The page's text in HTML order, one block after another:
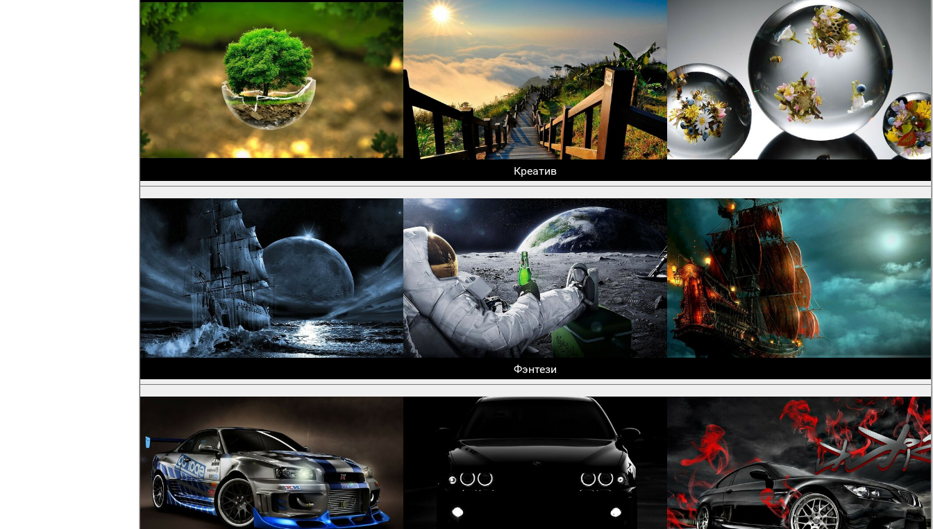
Креатив
Фэнтези